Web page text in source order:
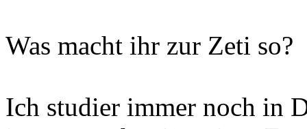
Was macht ihr zur Zeti so?
Ich studier immer noch in